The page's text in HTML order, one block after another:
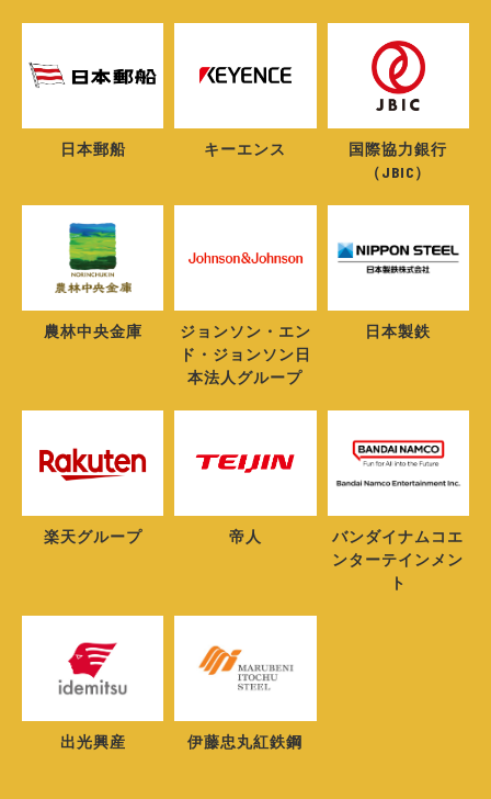
日本郵船 キーエンス
国際協力銀行
（JBIC）
農林中央金庫
ジョンソン・エン
ド・ジョンソン日
本法人グループ
日本製鉄
楽天グループ 帝人
バンダイナムコエ
ンターテインメン
ト
出光興産 伊藤忠丸紅鉄鋼